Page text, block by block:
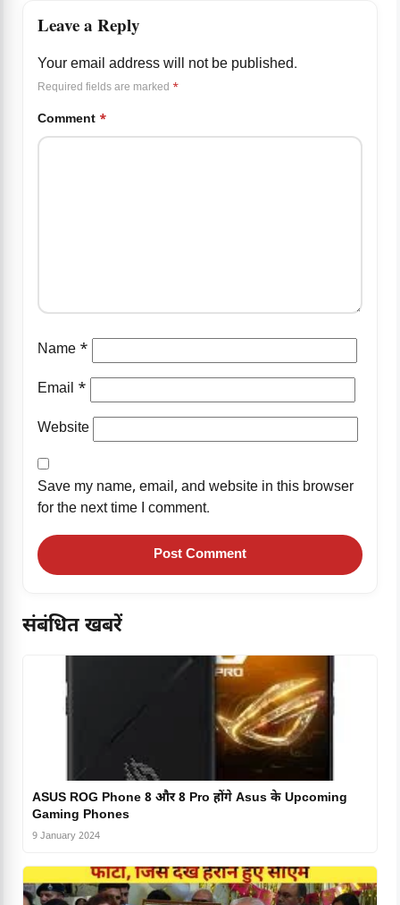
Leave a Reply
Your email address will not be published.
Required fields are marked *
Comment *
Name *
Email *
Website
Save my name, email, and website in this browser
for the next time I comment.
संबंधित खबरें
ASUS ROG Phone 8 और 8 Pro होंगे Asus के Upcoming
Gaming Phones
9 January 2024